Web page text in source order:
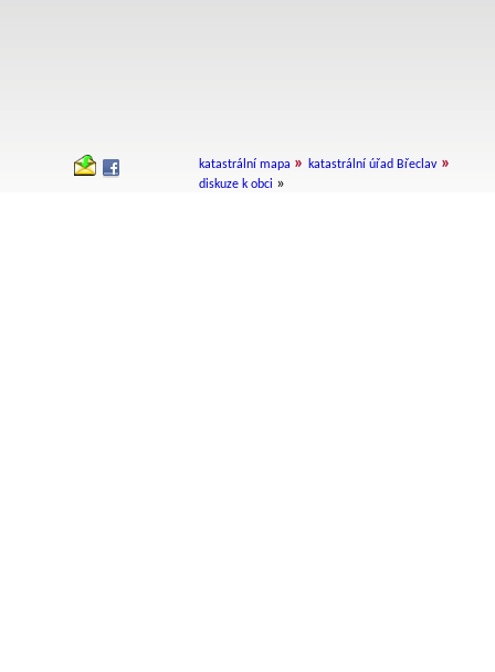
katastrální mapa » katastrální úřad Břeclav»
diskuze k obci »